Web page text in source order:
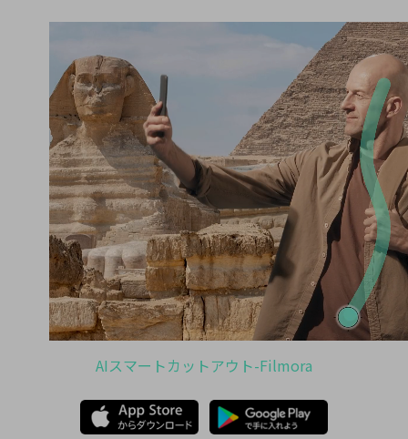
AIスマートカットアウト-Filmora